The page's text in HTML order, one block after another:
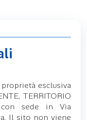
esclusiva
TERRITORIO
con sede in Via
Il sito non viene